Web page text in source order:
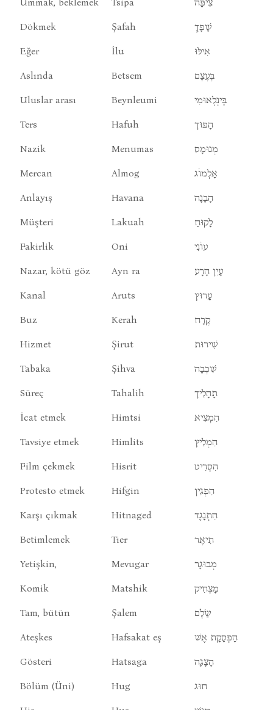
Dökmek Şafah שָׁפָךְ
Eğer İlu אִילּוּ
Aslında Betsem בְּעֶצֶם
Uluslar arası Beynleumi בֶּינְלְאוּמִי
Ters Hafuh הָפוּך
Nazik Menumas מְנוּמָס
Mercan Almog אָלְמוֹג
Anlayış Havana הָבָנָה
Müşteri Lakuah לָקוּחַ
Fakirlik Oni עוֹנִי
Nazar, kötü göz Ayn ra עָיִן הָרָע
Kanal Aruts עָרוּץ
Buz Kerah קֶרָח
Hizmet Şirut שִׁירוּת
Tabaka Şihva שִׁכְבָה
Süreç Tahalih תָהָלִיך
İcat etmek Himtsi הִמְצִיא
Tavsiye etmek Himlits הִמְלִיץ
Film çekmek Hisrit הִסְרִיט
Protesto etmek Hifgin הִפְגִין
Karşı çıkmak Hitnaged הִתְנָגֶד
Betimlemek Tier תִיאֶר
Yetişkin, Mevugar מְבוּגָר
Komik Matshik מָצְחִיק
Tam, bütün Şalem שַׂלֶם
Ateşkes Hafsakat eş הָפְסָקָת אֶשׁ
Gösteri Hatsaga הָצָגָה
Bölüm (Üni) Hug חוּג